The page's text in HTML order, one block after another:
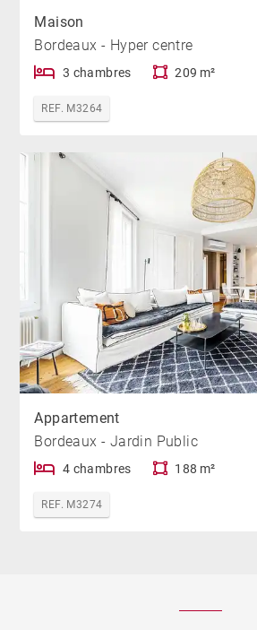
Maison
Bordeaux - Hyper centre
3 chambres 209 m²
REF. M3264
Appartement
Bordeaux - Jardin Public
4 chambres 188 m²
REF. M3274